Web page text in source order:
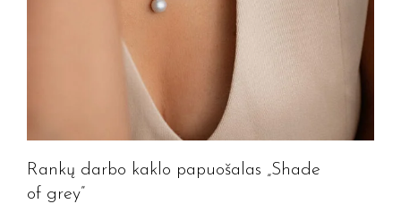
Rankų darbo kaklo papuošalas „Shade
of grey”